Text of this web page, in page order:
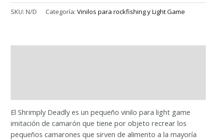
cantidad
SKU:N/D Categoría:Vinilos para rockfishing y Light Game
El Shrimply Deadly es un pequeño vinilo para light game
imitación de camarón que tiene por objeto recrear los
pequeños camarones que sirven de alimento a la mayoría